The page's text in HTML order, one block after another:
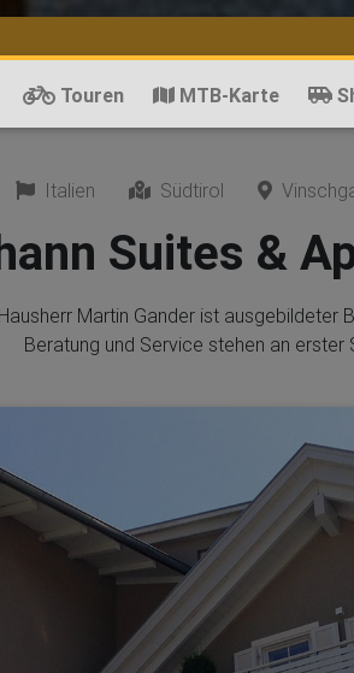
Touren MTB-Karte
Italien Südtirol
Suites &
Martin Gander ist ausgebildeter
Beratung und Service stehen an erster